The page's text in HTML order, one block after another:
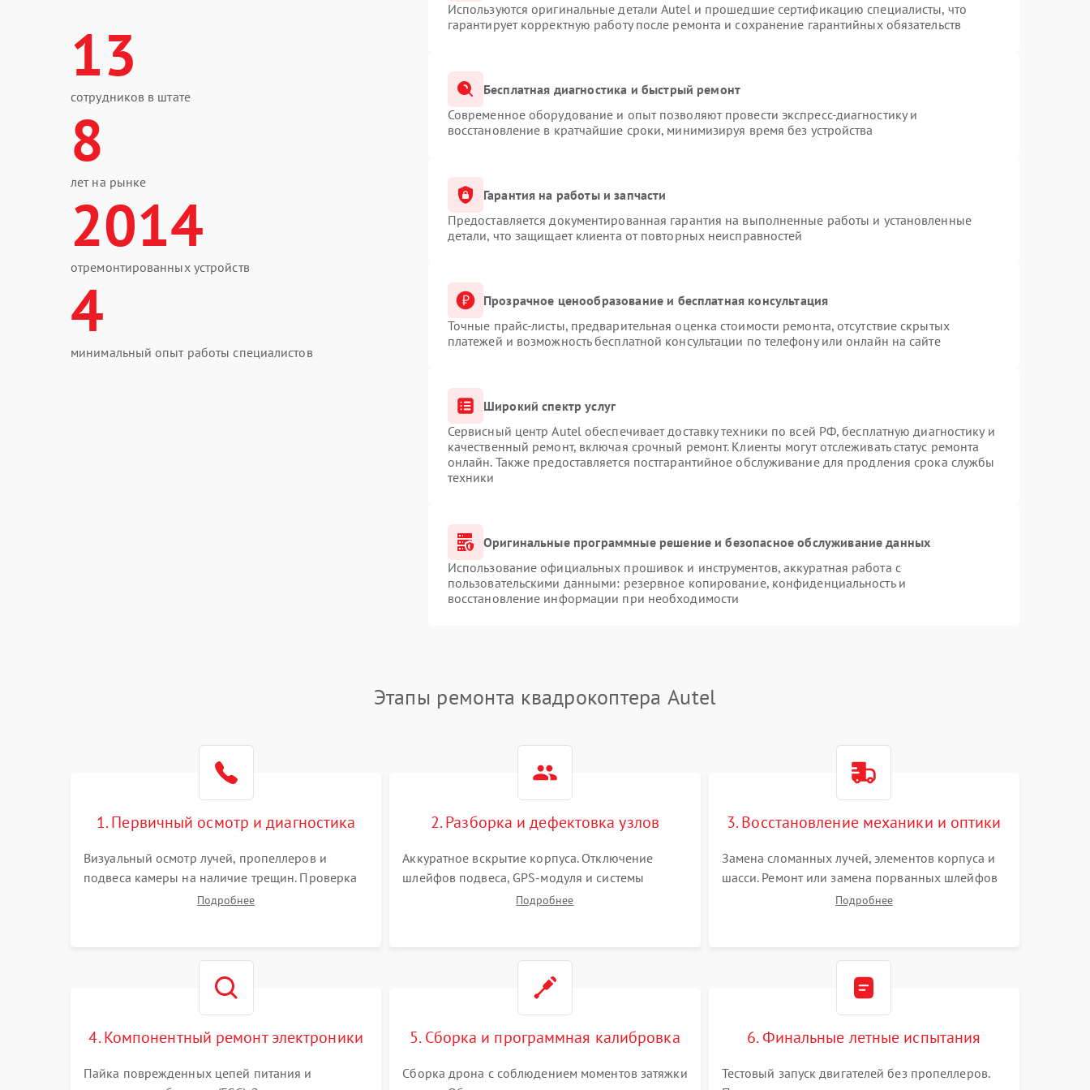
13
сотрудников в штате
8
лет на рынке
2014
отремонтированных устройств
4
минимальный опыт работы специалистов
Используются оригинальные детали Autel и прошедшие сертификацию специалисты, что
гарантирует корректную работу после ремонта и сохранение гарантийных обязательств
Бесплатная диагностика и быстрый ремонт
Современное оборудование и опыт позволяют провести экспресс-диагностику и
восстановление в кратчайшие сроки, минимизируя время без устройства
Гарантия на работы и запчасти
Предоставляется документированная гарантия на выполненные работы и установленные
детали, что защищает клиента от повторных неисправностей
Прозрачное ценообразование и бесплатная консультация
Точные прайс-листы, предварительная оценка стоимости ремонта, отсутствие скрытых
платежей и возможность бесплатной консультации по телефону или онлайн на сайте
Широкий спектр услуг
Сервисный центр Autel обеспечивает доставку техники по всей РФ, бесплатную диагностику и
качественный ремонт, включая срочный ремонт. Клиенты могут отслеживать статус ремонта
онлайн. Также предоставляется постгарантийное обслуживание для продления срока службы
техники
Оригинальные программные решение и безопасное обслуживание данных
Использование официальных прошивок и инструментов, аккуратная работа с
пользовательскими данными: резервное копирование, конфиденциальность и
восстановление информации при необходимости
Этапы ремонта квадрокоптера Autel
1. Первичный осмотр и диагностика
Визуальный осмотр лучей, пропеллеров и
подвеса камеры на наличие трещин. Проверка
включения, связи с пультом ДУ и передачи
Подробнее
2. Разборка и дефектовка узлов
Аккуратное вскрытие корпуса. Отключение
шлейфов подвеса, GPS-модуля и системы
визуального позиционирования. Проверка
Подробнее
3. Восстановление механики и оптики
Замена сломанных лучей, элементов корпуса и
шасси. Ремонт или замена порванных шлейфов
и демпферов трехосевого подвеса камеры.
Подробнее
4. Компонентный ремонт электроники
Пайка поврежденных цепей питания и
5. Сборка и программная калибровка
Сборка дрона с соблюдением моментов затяжки
6. Финальные летные испытания
Тестовый запуск двигателей без пропеллеров.